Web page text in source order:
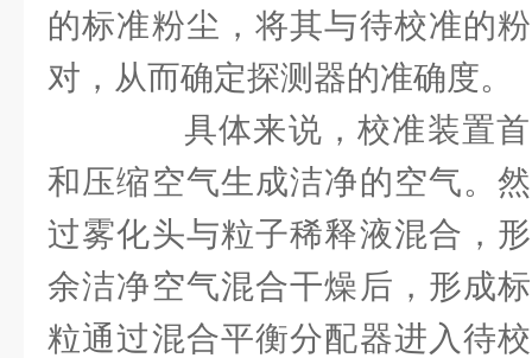
的标准粉尘，将其与待校准的
对，从而确定探测器的准确度。
具体来说，校准装置首
和压缩空气生成洁净的空气。
过雾化头与粒子稀释液混合，
余洁净空气混合干燥后，形成
粒通过混合平衡分配器进入待